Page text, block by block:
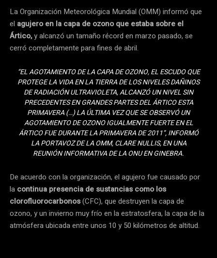
La Organización Meteorológica Mundial (OMM) informó que
el agujero en la capa de ozono que estaba sobre el
Ártico,y alcanzó un tamaño récord en marzo pasado, se
cerró completamente para fines de abril.
“EL AGOTAMIENTO DE LA CAPA DE OZONO, EL ESCUDO QUE
PROTEGE LA VIDA EN LA TIERRA DE LOS NIVELES DAÑINOS
DE RADIACIÓN ULTRAVIOLETA, ALCANZÓ UN NIVEL SIN
PRECEDENTES EN GRANDES PARTES DEL ÁRTICO ESTA
PRIMAVERA (…) LA ÚLTIMA VEZ QUE SE OBSERVÓ UN
AGOTAMIENTO DE OZONO IGUALMENTE FUERTE EN EL
ÁRTICO FUE DURANTE LA PRIMAVERA DE 2011”, INFORMÓ
LA PORTAVOZ DE LA OMM, CLARE NULLIS, EN UNA
REUNIÓN INFORMATIVA DE LA ONU EN GINEBRA.
De acuerdo con la organización, el agujero fue causado por
la continua presencia de sustancias como los
clorofluorocarbonos(CFC), que destruyen la capa de
ozono, y un invierno muy frío en la estratosfera, la capa de la
atmósfera ubicada entre unos 10 y 50 kilómetros de altitud.